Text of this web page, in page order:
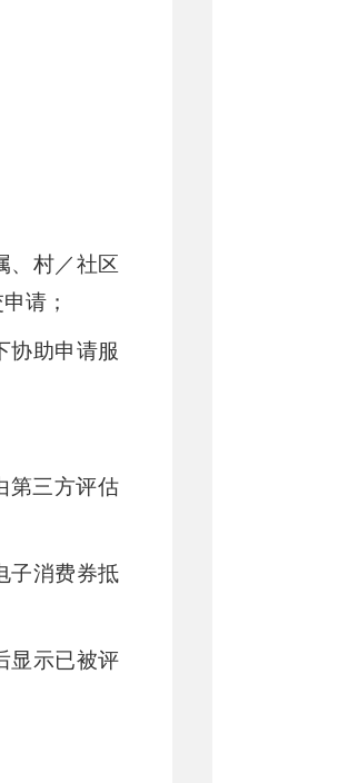
、村／社区
请；
协助申请服
第三方评估
子消费券抵
显示已被评